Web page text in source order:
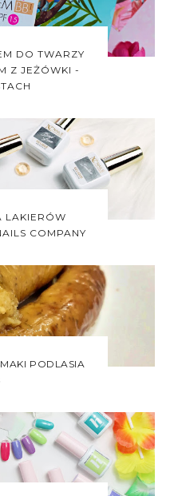
DO TWARZY
Z JEŻÓWKI -
LAKIERÓW
COMPANY
PODLASIA